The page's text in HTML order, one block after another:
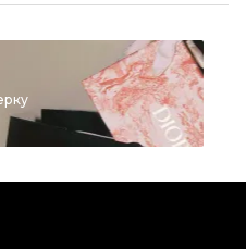
MICHAEL KORS